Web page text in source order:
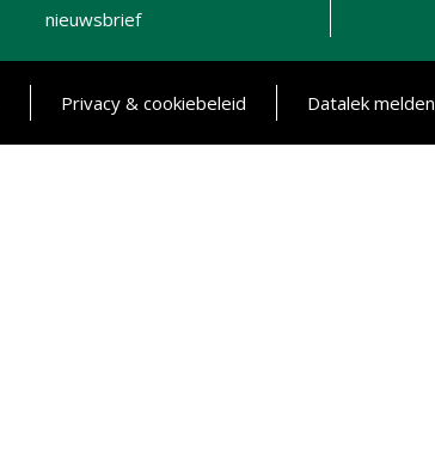
nieuwsbrief
Privacy & cookiebeleid Datalek melden